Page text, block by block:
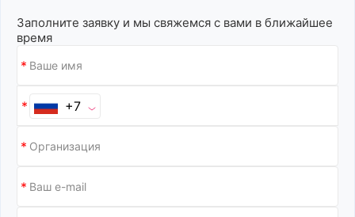
Заполните заявку и мы свяжемся с вами в ближайшее
время
+7